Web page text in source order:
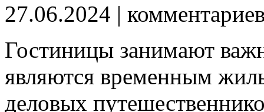
27.06.2024 |
Гостиницы занимают
являются временным
деловых